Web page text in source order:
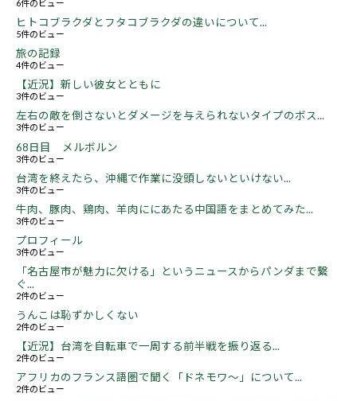
6件のビュー
ヒトコブラクダとフタコブラクダの違いについて...
5件のビュー
旅の記録
4件のビュー
【近況】新しい彼女とともに
3件のビュー
左右の敵を倒さないとダメージを与えられないタイプのボス...
3件のビュー
68日目 メルボルン
3件のビュー
台湾を終えたら、沖縄で作業に没頭しないといけない...
3件のビュー
牛肉、豚肉、鶏肉、羊肉ににあたる中国語をまとめてみた...
3件のビュー
プロフィール
3件のビュー
「名古屋市が魅力に欠ける」というニュースからパンダまで繋
ぐ...
2件のビュー
うんこは恥ずかしくない
2件のビュー
【近況】台湾を自転車で一周する前半戦を振り返る...
2件のビュー
アフリカのフランス語圏で聞く「ドネモワ～」について...
2件のビュー